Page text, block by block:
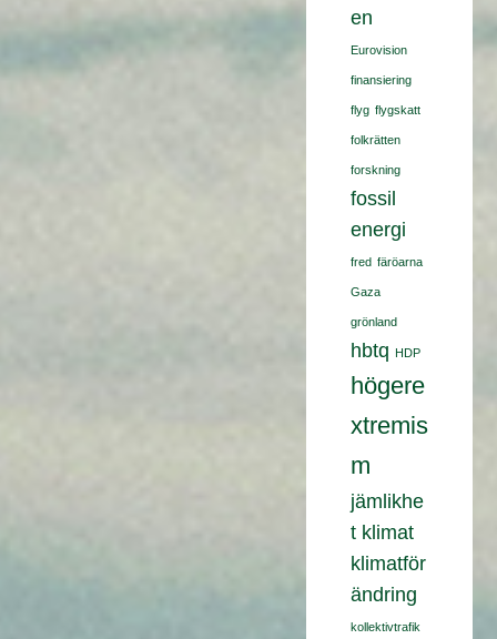
en
Eurovision
finansiering
flyg flygskatt
folkrätten
forskning
fossil
energi
fred färöarna
Gaza
grönland
hbtq HDP
högere
xtremis
m
jämlikhe
t klimat
klimatför
ändring
kollektivtrafik